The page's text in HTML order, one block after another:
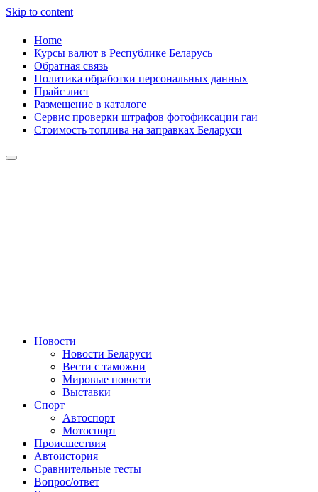
Skip to content
Home
Курсы валют в Республике Беларусь
Обратная связь
Политика обработки персональных данных
Прайс лист
Размещение в каталоге
Сервис проверки штрафов фотофиксации гаи
Стоимость топлива на заправках Беларуси
Сайт про автомобили
Новости
Новости Беларуси
Вести с таможни
Мировые новости
Выставки
Спорт
Автоспорт
Мотоспорт
Происшествия
Автоистория
Сравнительные тесты
Вопрос/ответ